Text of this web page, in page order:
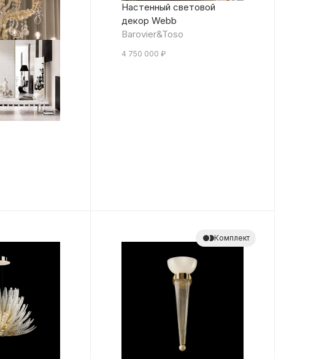
Настенный световой
декор Webb
Barovier&Toso
4 750 000 ₽
Комплект